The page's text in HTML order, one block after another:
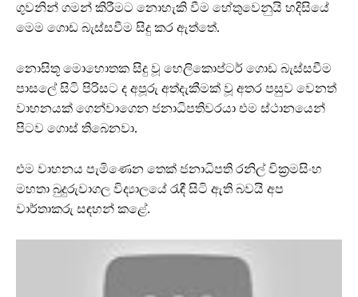
ගුවනින් ගමන් කිරීමට නොහැකි වීම හේතුවෙනුයි හදිසියේ
මෙම ගොඩ බැස්සවීම සිදු කර ඇත්තේ.
නොසිතූ මොහොතක සිදු වූ හෙලිකොප්ටර් ගොඩ බැස්සවීම
පාසලේ සිටි පිරිසට ද අපූරු අත්දැකීමක් වූ අතර පසුව වෙනත්
වාහනයක් ගෙන්වාගෙන ජනාධිපතිවරයා එම ස්ථානයෙන්
පිටව ගොස් තිබෙනවා.
එම වාහනය පැමිණෙන තෙක් ජනාධිපති රනිල් වික්‍රමසිංහ
මහතා බුදුරුවාගල විද්‍යාලයේ රැඳී සිටි ඇති බවයි අප
වාර්තාකරු සඳහන් කළේ.